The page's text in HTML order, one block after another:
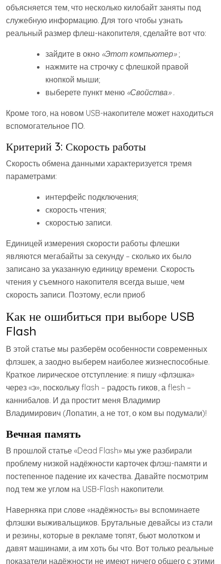
объясняется тем, что несколько килобайт заняты под
служебную информацию. Для того чтобы узнать
реальный размер флеш-накопителя, сделайте вот что:
зайдите в окно «Этот компьютер»;
нажмите на строчку с флешкой правой
кнопкой мыши;
выберете пункт меню «Свойства».
Кроме того, на новом USB-накопителе может находиться
вспомогательное ПО.
Критерий 3: Скорость работы
Скорость обмена данными характеризуется тремя
параметрами:
интерфейс подключения;
скорость чтения;
скоростью записи.
Единицей измерения скорости работы флешки
являются мегабайты за секунду – сколько их было
записано за указанную единицу времени. Скорость
чтения у съемного накопителя всегда выше, чем
скорость записи. Поэтому, если приоб
Как не ошибиться при выборе USB
Flash
В этой статье мы разберём особенности современных
флэшек, а заодно выберем наиболее жизнеспособные.
Краткое лирическое отступление: я пишу «флэшка»
через «э», поскольку flash – радость гиков, а flesh –
каннибалов. И да простит меня Владимир
Владимирович (Лопатин, а не тот, о ком вы подумали)!
Вечная память
В прошлой статье «Dead Flash» мы уже разбирали
проблему низкой надёжности карточек флэш-памяти и
постепенное падение их качества. Давайте посмотрим
под тем же углом на USB-Flash накопители.
Наверняка при слове «надёжность» вы вспоминаете
флэшки выживальщиков. Брутальные девайсы из стали
и резины, которые в рекламе топят, бьют молотком и
давят машинами, а им хоть бы что. Вот только реальные
показатели надёжности не имеют ничего общего с этими